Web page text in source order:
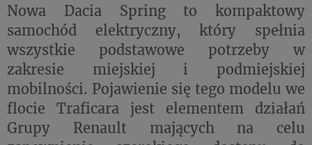
Nowa Dacia Spring to kompaktowy
samochód elektryczny, który spełnia
wszystkie podstawowe potrzeby w
zakresie miejskiej i podmiejskiej
mobilności. Pojawienie się tego modelu we
flocie Traficara jest elementem działań
Grupy Renault mających na celu